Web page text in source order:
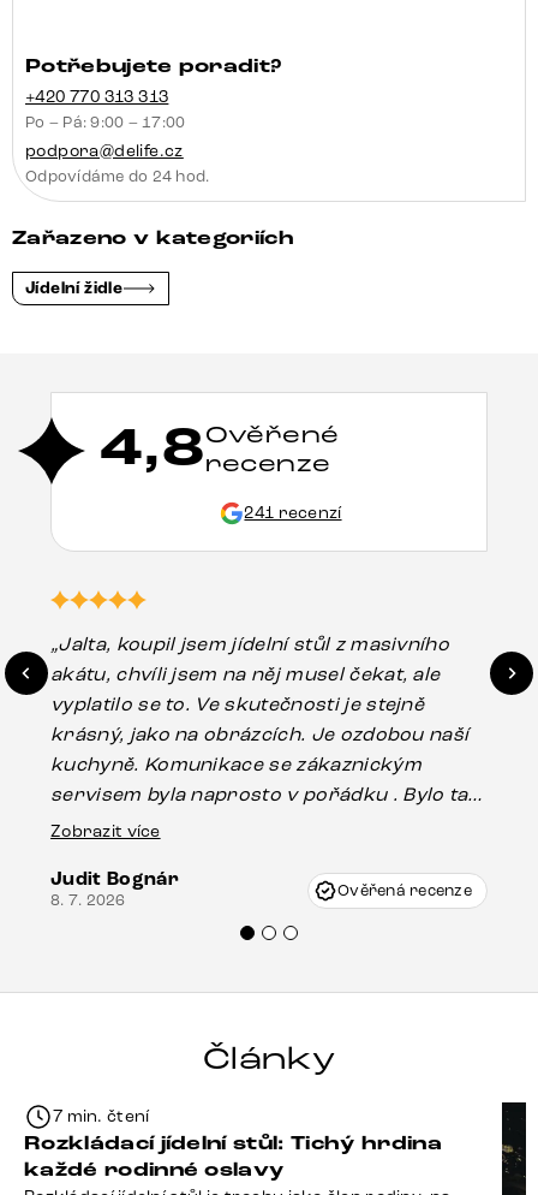
Potřebujete poradit?
+420 770 313 313
Po – Pá: 9:00 – 17:00
podpora@delife.cz
Odpovídáme do 24 hod.
Zařazeno v kategoriích
Jídelní židle
4,8Ověřené
recenze
241 recenzí
„Jalta, koupil jsem jídelní stůl z masivního
akátu, chvíli jsem na něj musel čekat, ale
vyplatilo se to. Ve skutečnosti je stejně
krásný, jako na obrázcích. Je ozdobou naší
kuchyně. Komunikace se zákaznickým
servisem byla naprosto v pořádku . Bylo tam
drobné poškození u nohy stolu, které mohlo
Vincze mi velmi korektně vyšli vstříc.
Doporučuji produkty Delife všem.“
Zobrazit více
Judit Bognár
8. 7. 2026 Ověřená recenze
Články
7 min. čtení
Rozkládací jídelní stůl: Tichý hrdina
každé rodinné oslavy